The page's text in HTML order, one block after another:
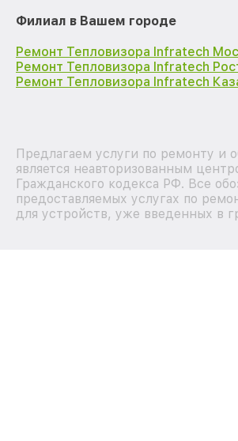
Филиал в Вашем городе
Ремонт Тепловизора Infratech
Ремонт Тепловизора Infratech
Ремонт Тепловизора Infratech
Предлагаем услуги по ремонту и
является неавторизованным
Гражданского кодекса РФ. Все
предоставляемых услугах по
для устройств, уже введенных в